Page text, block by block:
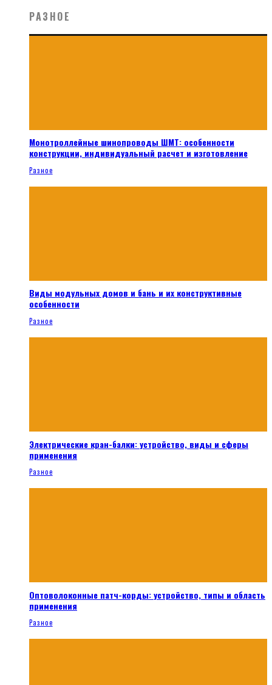
РАЗНОЕ
Монотроллейные шинопроводы ШМТ: особенности
конструкции, индивидуальный расчет и изготовление
Разное
Виды модульных домов и бань и их конструктивные
особенности
Разное
Электрические кран-балки: устройство, виды и сферы
применения
Разное
Оптоволоконные патч-корды: устройство, типы и область
применения
Разное